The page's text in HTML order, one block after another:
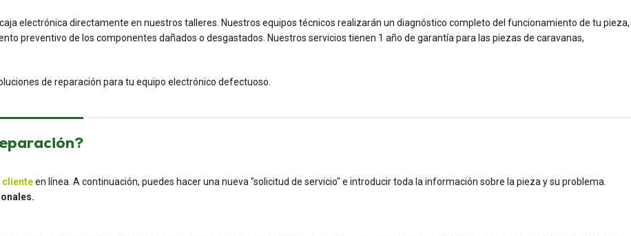
electrónica directamente en nuestros talleres. Nuestros equipos técnicos realizarán un diagnóstico completo del funcionamiento de tu pieza,
preventivo de los componentes dañados o desgastados. Nuestros servicios tienen 1 año de garantía para las piezas de caravanas,
de reparación para tu equipo electrónico defectuoso.
clienteen línea. A continuación, puedes hacer una nueva "solicitud de servicio" e introducir toda la información sobre la pieza y su problema.